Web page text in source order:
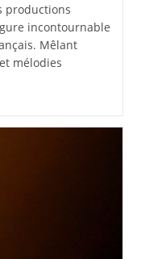
productions
incontournable
Mêlant
mélodies